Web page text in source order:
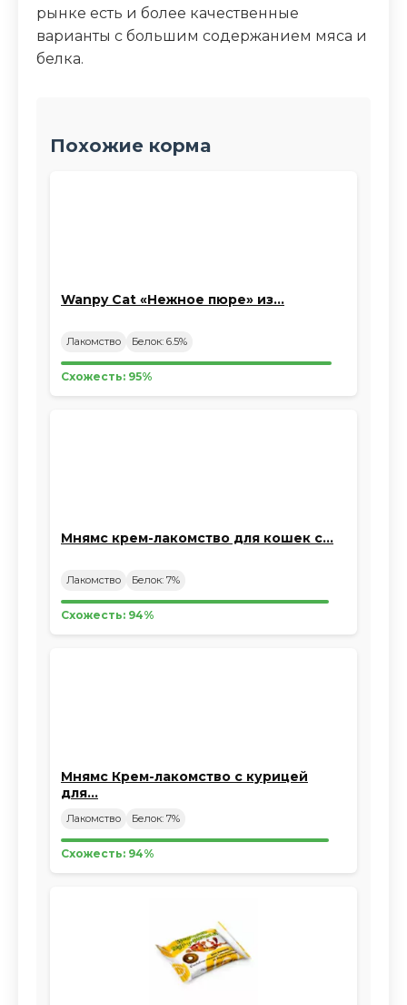
рынке есть и более качественные
варианты с большим содержанием мяса и
белка.
Похожие корма
Wanpy Cat «Нежное пюре» из…
Лакомство Белок: 6.5%
Схожесть: 95%
Мнямс крем-лакомство для кошек с…
Лакомство Белок: 7%
Схожесть: 94%
Мнямс Крем-лакомство с курицей
для…
Лакомство Белок: 7%
Схожесть: 94%